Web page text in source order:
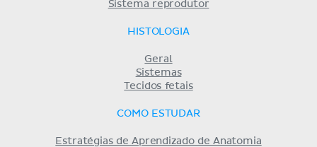
Sistema reprodutor
HISTOLOGIA
Geral
Sistemas
Tecidos fetais
COMO ESTUDAR
Estratégias de Aprendizado de Anatomia